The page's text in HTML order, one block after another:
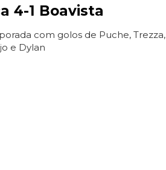
4-1 Boavista
com golos de Puche, Trezza,
e Dylan